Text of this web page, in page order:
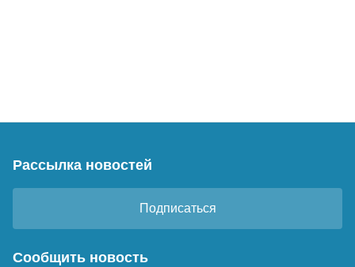
Рассылка новостей
Подписаться
Сообщить новость